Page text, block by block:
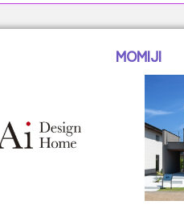
MOMIJI